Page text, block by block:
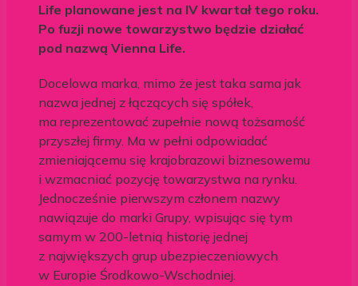
Life planowane jest na IV kwartał tego roku.
Po fuzji nowe towarzystwo będzie działać
pod nazwą Vienna Life.
Docelowa marka, mimo że jest taka sama jak
nazwa jednej z łączących się spółek,
ma reprezentować zupełnie nową tożsamość
przyszłej firmy. Ma w pełni odpowiadać
zmieniającemu się krajobrazowi biznesowemu
i wzmacniać pozycję towarzystwa na rynku.
Jednocześnie pierwszym członem nazwy
nawiązuje do marki Grupy, wpisując się tym
samym w 200-letnią historię jednej
z największych grup ubezpieczeniowych
w Europie Środkowo-Wschodniej.